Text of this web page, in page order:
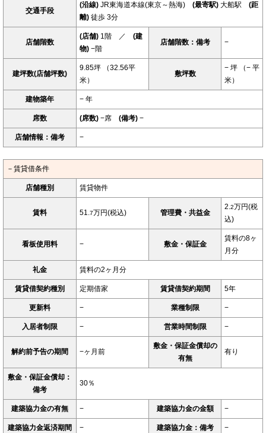
交通手段
(沿線) JR東海道本線(東京～熱海) (最寄駅) 大船駅 (距
離) 徒歩 3分
店舗階数
(店舗) 1階 ／ (建
物) −階
店舗階数：備考 −
建坪数(店舗坪数)
9.85坪 （32.56平
米）
敷坪数
− 坪 （− 平
米）
建物築年 − 年
席数 (席数) −席 (備考) −
店舗情報：備考 −
－賃貸借条件
店舗種別 賃貸物件
賃料 51.7万円(税込) 管理費・共益金
2.2万円(税
込)
看板使用料 − 敷金・保証金
賃料の8ヶ
月分
礼金 賃料の2ヶ月分
賃貸借契約種別 定期借家 賃貸借契約期間 5年
更新料 − 業種制限 −
入居者制限 − 営業時間制限 −
解約前予告の期間 −ヶ月前
敷金・保証金償却の
有無
有り
敷金・保証金償却：
備考
30％
建築協力金の有無 − 建築協力金の金額 −
建築協力金返済期間 − 建築協力金：備考 −